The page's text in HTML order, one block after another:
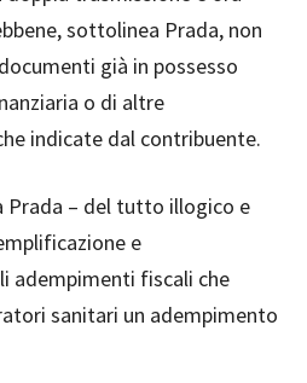
sottolinea Prada, non
già in possesso
o di altre
indicate dal contribuente.
Prada – del tutto illogico e
e
adempimenti fiscali che
sanitari un adempimento